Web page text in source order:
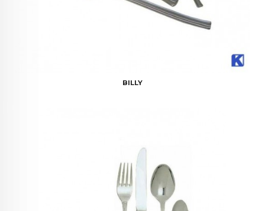
BILLY